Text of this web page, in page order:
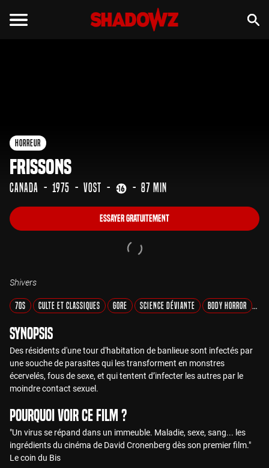
Horreur
Frissons
Canada 1975 VOST 87 min
Essayer gratuitement
Shivers
70s Culte et Classiques Gore Science Déviante Body Horror
Synopsis
Des résidents d'une tour d'habitation de banlieue sont infectés par
une souche de parasites qui les transforment en monstres
écervelés, fous de sexe, et qui tentent d’infecter les autres par le
moindre contact sexuel.
Pourquoi voir ce film ?
"Un virus se répand dans un immeuble. Maladie, sexe, sang... les
ingrédients du cinéma de David Cronenberg dès son premier film."
Le coin du Bis